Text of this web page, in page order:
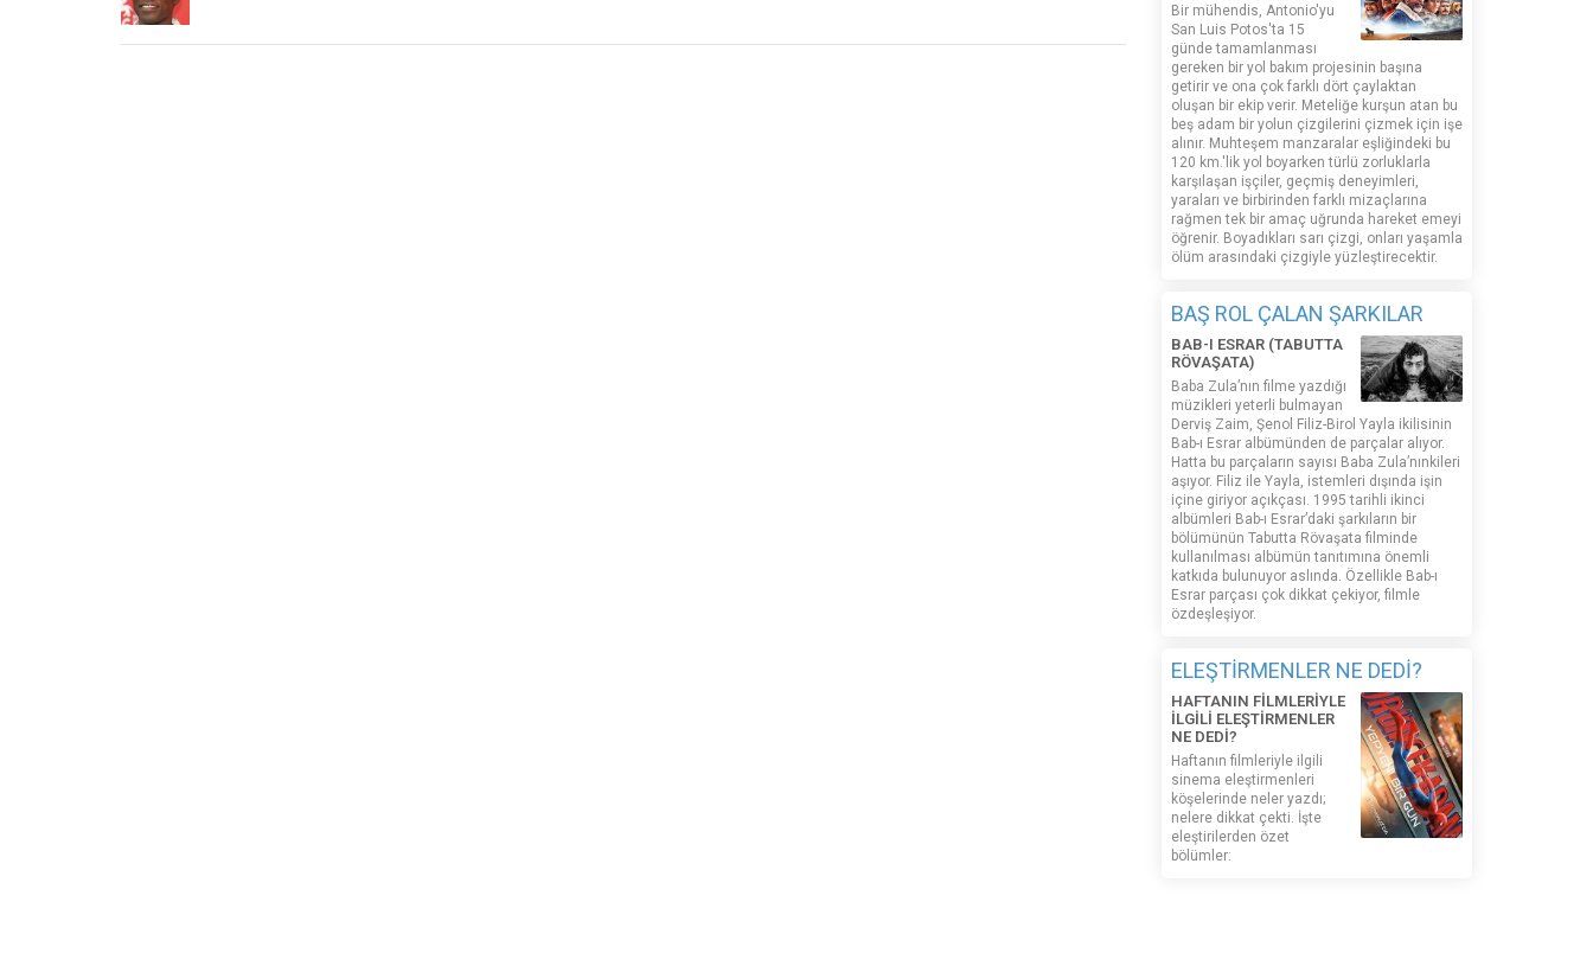
Bir mühendis, Antonio'yu
San Luis Potos'ta 15
günde tamamlanması
gereken bir yol bakım projesinin başına
getirir ve ona çok farklı dört çaylaktan
oluşan bir ekip verir. Meteliğe kurşun atan bu
beş adam bir yolun çizgilerini çizmek için işe
alınır. Muhteşem manzaralar eşliğindeki bu
120 km.'lik yol boyarken türlü zorluklarla
karşılaşan işçiler, geçmiş deneyimleri,
yaraları ve birbirinden farklı mizaçlarına
rağmen tek bir amaç uğrunda hareket emeyi
öğrenir. Boyadıkları sarı çizgi, onları yaşamla
ölüm arasındaki çizgiyle yüzleştirecektir.
BAŞ ROL ÇALAN ŞARKILAR
BAB-I ESRAR (TABUTTA
RÖVAŞATA)
Baba Zula’nın filme yazdığı
müzikleri yeterli bulmayan
Derviş Zaim, Şenol Filiz-Birol Yayla ikilisinin
Bab-ı Esrar albümünden de parçalar alıyor.
Hatta bu parçaların sayısı Baba Zula’nınkileri
aşıyor. Filiz ile Yayla, istemleri dışında işin
içine giriyor açıkçası. 1995 tarihli ikinci
albümleri Bab-ı Esrar’daki şarkıların bir
bölümünün Tabutta Rövaşata filminde
kullanılması albümün tanıtımına önemli
katkıda bulunuyor aslında. Özellikle Bab-ı
Esrar parçası çok dikkat çekiyor, filmle
özdeşleşiyor.
ELEŞTİRMENLER NE DEDİ?
HAFTANIN FİLMLERİYLE
İLGİLİ ELEŞTİRMENLER
NE DEDİ?
Haftanın filmleriyle ilgili
sinema eleştirmenleri
köşelerinde neler yazdı;
nelere dikkat çekti. İşte
eleştirilerden özet
bölümler: